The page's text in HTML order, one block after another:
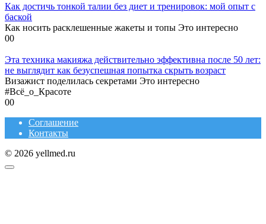
Как достичь тонкой талии без диет и тренировок: мой опыт с
баской
Как носить расклешенные жакеты и топы Это интересно
00
Эта техника макияжа действительно эффективна после 50 лет:
не выглядит как безуспешная попытка скрыть возраст
Визажист поделилась секретами Это интересно
#Всё_о_Красоте
00
Соглашение
Контакты
© 2026 yellmed.ru